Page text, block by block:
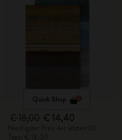
Quick Shop
€ 14,40